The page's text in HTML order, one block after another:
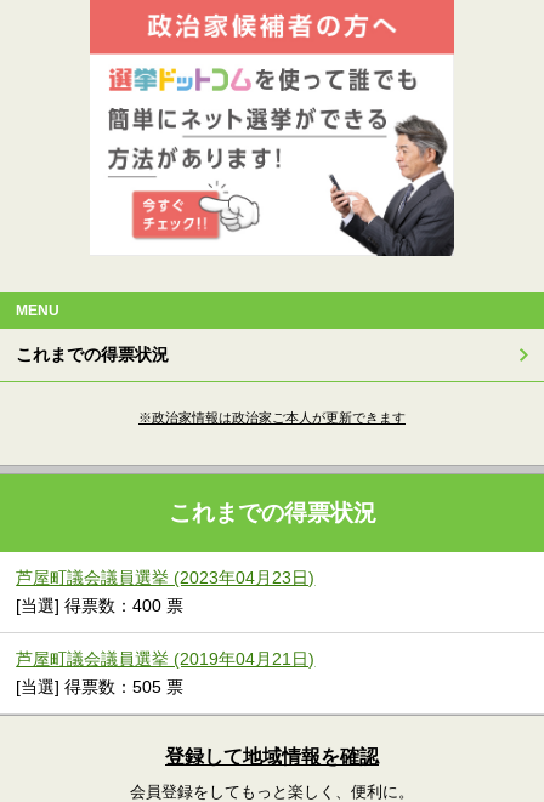
MENU
これまでの得票状況
※政治家情報は政治家ご本人が更新できます
これまでの得票状況
芦屋町議会議員選挙 (2023年04月23日)
[当選] 得票数：400 票
芦屋町議会議員選挙 (2019年04月21日)
[当選] 得票数：505 票
登録して地域情報を確認
会員登録をしてもっと楽しく、便利に。